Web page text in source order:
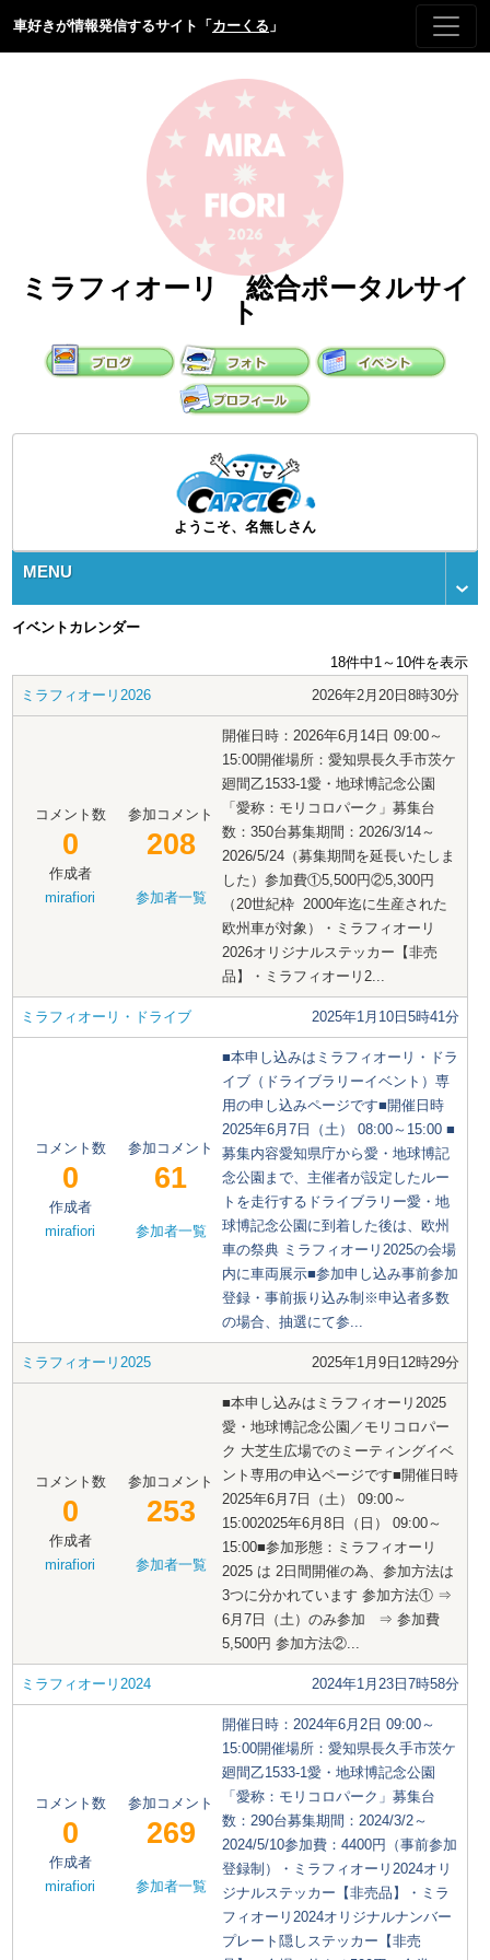
車好きが情報発信するサイト「 カーくる 」
ミラフィオーリ 総合ポータルサイ
ト
ようこそ、名無しさん
MENU
イベントカレンダー
18件中1～10件を表示
ミラフィオーリ2026
2026年2月20日8時30分
コメント数
0
作成者
mirafiori
参加コメント
208
参加者一覧
開催日時：2026年6月14日 09:00～
15:00開催場所：愛知県長久手市茨ケ
廻間乙1533-1愛・地球博記念公園
「愛称：モリコロパーク」募集台
数：350台募集期間：2026/3/14～
2026/5/24（募集期間を延長いたしま
した）参加費①5,500円②5,300円
（20世紀枠 2000年迄に生産された
欧州車が対象）・ミラフィオーリ
2026オリジナルステッカー【非売
品】・ミラフィオーリ2...
ミラフィオーリ・ドライブ 2025年1月10日5時41分
コメント数
0
作成者
mirafiori
参加コメント
61
参加者一覧
■本申し込みはミラフィオーリ・ドラ
イブ（ドライブラリーイベント）専
用の申し込みページです■開催日時
2025年6月7日（土） 08:00～15:00 ■
募集内容愛知県庁から愛・地球博記
念公園まで、主催者が設定したルー
トを走行するドライブラリー愛・地
球博記念公園に到着した後は、欧州
車の祭典 ミラフィオーリ2025の会場
内に車両展示■参加申し込み事前参加
登録・事前振り込み制※申込者多数
の場合、抽選にて参...
ミラフィオーリ2025 2025年1月9日12時29分
コメント数
0
作成者
mirafiori
参加コメント
253
参加者一覧
■本申し込みはミラフィオーリ2025
愛・地球博記念公園／モリコロパー
ク 大芝生広場でのミーティングイベ
ント専用の申込ページです■開催日時
2025年6月7日（土） 09:00～
15:002025年6月8日（日） 09:00～
15:00■参加形態：ミラフィオーリ
2025 は 2日間開催の為、参加方法は
3つに分かれています 参加方法① ⇒
6月7日（土）のみ参加 ⇒ 参加費
5,500円 参加方法②...
ミラフィオーリ2024 2024年1月23日7時58分
コメント数
0
作成者
mirafiori
参加コメント
269
参加者一覧
開催日時：2024年6月2日 09:00～
15:00開催場所：愛知県長久手市茨ケ
廻間乙1533-1愛・地球博記念公園
「愛称：モリコロパーク」募集台
数：290台募集期間：2024/3/2～
2024/5/10参加費：4400円（事前参加
登録制）・ミラフィオーリ2024オリ
ジナルステッカー【非売品】・ミラ
フィオーリ2024オリジナルナンバー
プレート隠しステッカー【非売